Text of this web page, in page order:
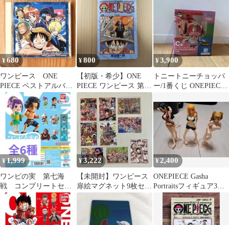
ト
¥680
ワンピース ONE
PIECE ベストアルバ
ム 主題歌編 CD
¥800
【初版・希少】ONE
PIECE ワンピース 第4
巻 尾田栄一郎 少年ジャ
ンプ
¥3,900
トニートニーチョッパ
ー/1番くじ ONEPIECE
¥1,999
ワンピの実 第七海
戦 コンプリートセッ
ト フルコンプ
¥3,222
【未開封】ワンピース
扉絵マグネット9枚セッ
ト ONE PIECE FILM Z
¥ 2,400
ONEPIECE Gasha
Portraitsフィギュア3個
セット